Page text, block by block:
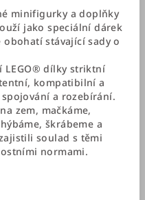
minifigurky a doplňky
jako speciální dárek
stávající sady o
LEGO® dílky striktní
kompatibilní a
a rozebírání.
zem, mačkáme,
škrábeme a
soulad s těmi
normami.